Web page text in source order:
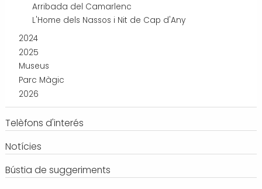
Arribada del Camarlenc
L'Home dels Nassos i Nit de Cap d'Any
2024
2025
Museus
Parc Màgic
2026
Telèfons d'interés
Notícies
Bústia de suggeriments